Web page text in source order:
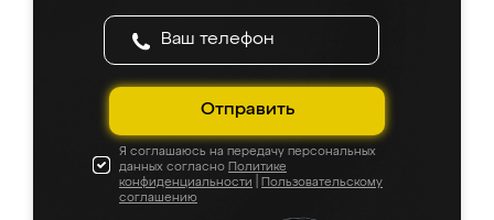
Отправить
Я соглашаюсь на передачу персональных
данных согласно Политике
конфиденциальности
Пользовательскому
соглашению